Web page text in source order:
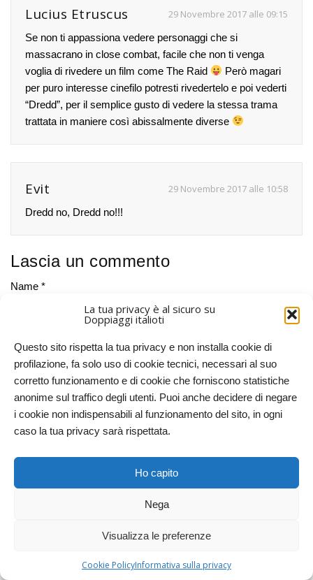
La tua privacy è al sicuro su
Doppiaggi italioti
Questo sito rispetta la tua privacy e non installa cookie di
profilazione, fa solo uso di cookie tecnici, necessari al suo
corretto funzionamento e di cookie che forniscono statistiche
anonime sul traffico degli utenti. Puoi anche decidere di negare
i cookie non indispensabili al funzionamento del sito, in ogni
caso la tua privacy sarà rispettata.
Ho capito
Nega
Visualizza le preferenze
Cookie PolicyInformativa sulla privacy
Lucius Etruscus 29 Novembre 2017 alle 09:15
Se non ti appassiona vedere personaggi che si
massacrano in close combat, facile che non ti venga
voglia di rivedere un film come The Raid
Però magari
per puro interesse cinefilo potresti rivedertelo e poi vederti
“Dredd”, per il semplice gusto di vedere la stessa trama
trattata in maniere così abissalmente diverse
Evit 29 Novembre 2017 alle 10:58
Dredd no, Dredd no!!!
Lascia un commento
Name *
Email *
Website
Comment